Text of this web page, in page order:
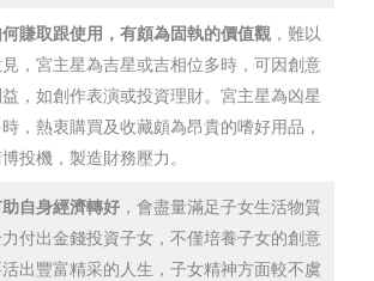
賺取跟使用，有頗為固執的價值觀 ，難以
，宮主星為吉星或吉相位多時，可因創意
，如創作表演或投資理財。宮主星為凶星
，熱衷購買及收藏頗為昂貴的嗜好用品，
投機，製造財務壓力。
自身經濟轉好 ，會盡量滿足子女生活物質
付出金錢投資子女，不僅培養子女的創意
出豐富精采的人生，子女精神方面較不虞